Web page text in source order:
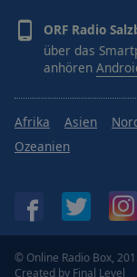
ORF Radio
über das
anhören
Afrika Asien
Ozeanien
© Online Radio Box,
Created by Final Level